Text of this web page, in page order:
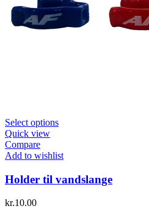
Select options
Quick view
Compare
Add to wishlist
Holder til vandslange
kr.10.00